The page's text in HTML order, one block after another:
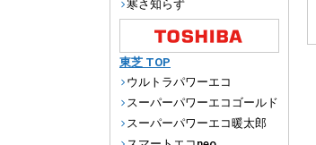
寒さ知らず
東芝 TOP
ウルトラパワーエコ
スーパーパワーエコゴールド
スーパーパワーエコ暖太郎